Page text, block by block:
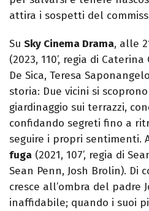
attira i sospetti del
Su Sky Cinema Drama, alle
(2023, 110’, regia di
De Sica, Teresa
storia: Due vicini si
giardinaggio sui terrazzi,
confidando segreti fino a
seguire i propri sentimenti.
fuga (2021, 107’, regia di
Sean Penn, Josh Brolin). Di
cresce all’ombra del padre
inaffidabile; quando i suoi